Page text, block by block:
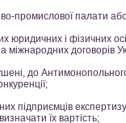
промислової палати
юридичних і фізичних
міжнародних договорів
до
підприємців
їх вартість;